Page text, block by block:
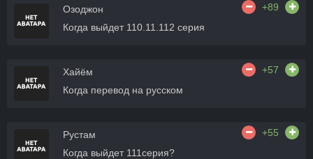
Озоджон
+89
Когда выйдет 110.11.112 серия
Хайём
+57
Когда перевод на русском
Рустам
+55
Когда выйдет 111серия?